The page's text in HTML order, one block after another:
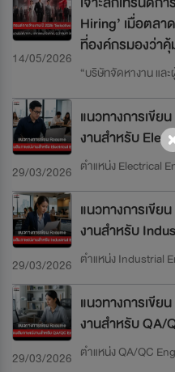
14/05/2026
Hiring’ เมื่อตล
ที่องค์กรมองว่า
“บริษัทจัดหางาน แล
ประกอบการ ประจ
การได้เปลี่ยนผ่านจา
‘ค่าตัวพรีเมียม’ เพื่อ
ในการพาธุรกิจให้อ
29/03/2026
แนวทางการเขีย
งานสำหรับ
ตำแหน่ง Electrical
ไฟฟ้าและอุปกรณ์อิ
ผิดชอบ การออกแบบ
ไฟฟ้าและควบคุมอัตโ
ปลอดภัยและมีประสิ
ครอบคลุมตั้งแต่การส
รียมตัวสัมภาษณ์เชิง
29/03/2026
แนวทางการเขีย
งานสำหรับ
ตำแหน่ง Industrial
ปรับปรุงประสิทธิภา
ทรัพยากร ให้เกิดผล
แต่ต้องวิเคราะห์
และออกแบบระบบที่เ
29/03/2026
แนวทางการเขีย
งานสำหรับ QA/
ตำแหน่ง QA/QC